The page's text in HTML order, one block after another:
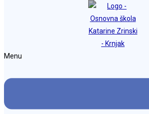
Osnovna škola Katarine Zrinski Krnjak
Menu
Javni poziv za provođenje